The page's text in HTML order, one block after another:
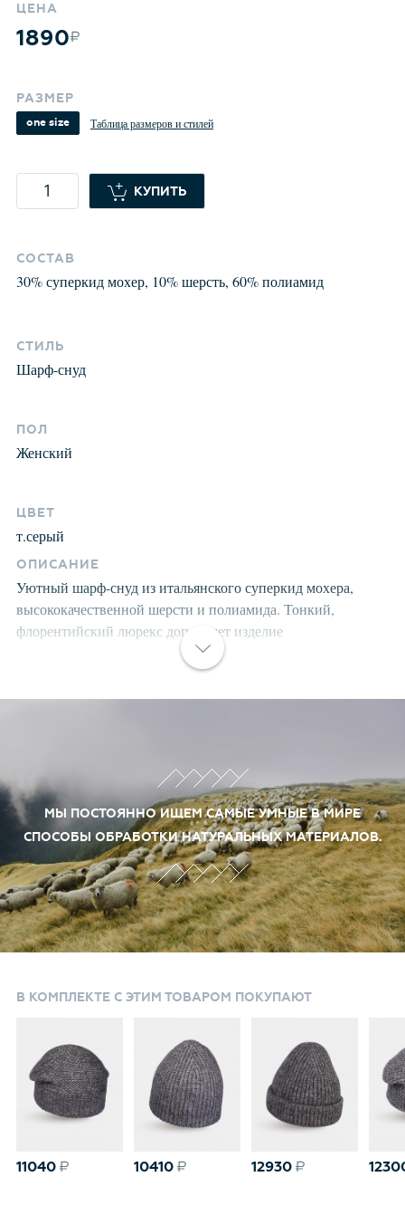
ЦЕНА
1890
РАЗМЕР
one size Таблица размеров и стилей
КУПИТЬ
СОСТАВ
30%суперкид мохер, 10%шерсть, 60%полиамид
СТИЛЬ
Шарф-снуд
ПОЛ
Женский
ЦВЕТ
т.серый
ОПИСАНИЕ
Уютный шарф-снуд из итальянского суперкид мохера,
высококачественной шерсти и полиамида. Тонкий,
флорентийский люрекс дополняет изделие
металлизированным оттенком, задавая модный
современный вид. Все изделия проходят предварительную
стирку и последующую обработку специальными
морозоустойчивость, становится пушистой, не
продуваемой. Изделия долго сохраняют заданную форму.
Носите долго и с удовольствием. Произведён в России под
контролем и по стандартам качества - Canoe. Идеально
комплектуется с удлинёнными шапочками Lynes, Pole,
Sekret, Nana и Valli
МЫ ПОСТОЯННО ИЩЕМ САМЫЕ УМНЫЕ В МИРЕ
СПОСОБЫ ОБРАБОТКИ НАТУРАЛЬНЫХ МАТЕРИАЛОВ.
В КОМПЛЕКТЕ С ЭТИМ ТОВАРОМ ПОКУПАЮТ
11040 10410 12930